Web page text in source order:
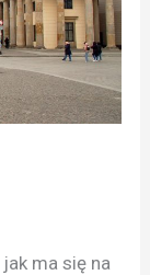
ma się na